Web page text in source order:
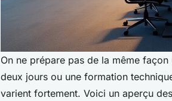
On ne prépare pas de la même
deux jours ou une formation
varient fortement. Voici un aperçu